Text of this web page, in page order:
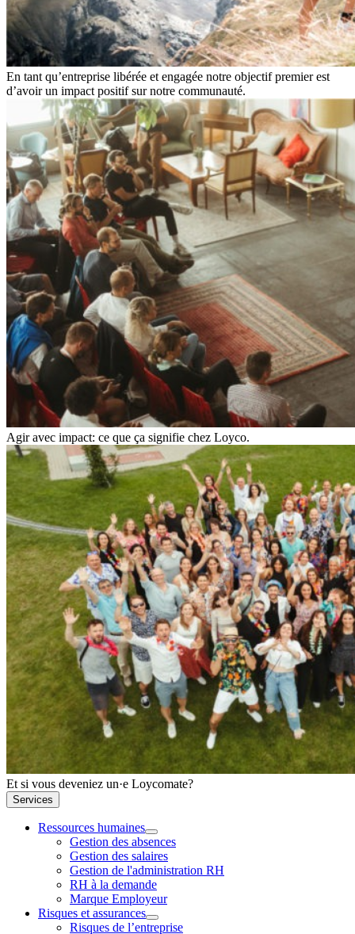
En tant qu’entreprise libérée et engagée notre objectif premier est
d’avoir un impact positif sur notre communauté.
Agir avec impact: ce que ça signifie chez Loyco.
Et si vous deveniez un·e Loycomate?
Services
Ressources humaines
Gestion des absences
Gestion des salaires
Gestion de l'administration RH
RH à la demande
Marque Employeur
Risques et assurances
Risques de l’entreprise